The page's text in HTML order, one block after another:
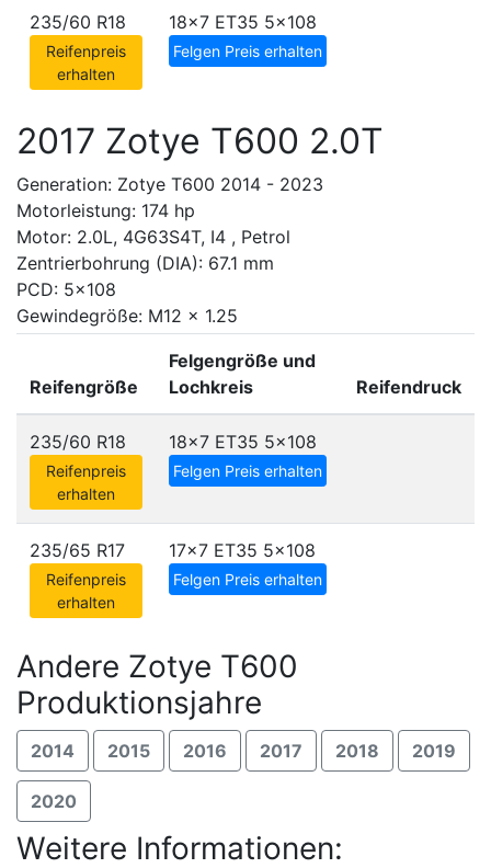
235/60 R18
Reifenpreis
erhalten
18x7 ET35 5x108
Felgen Preis erhalten
2017 Zotye T600 2.0T
Generation: Zotye T600 2014 - 2023
Motorleistung: 174 hp
Motor: 2.0L, 4G63S4T, I4 , Petrol
Zentrierbohrung (DIA): 67.1 mm
PCD: 5x108
Gewindegröße: M12 x 1.25
Reifengröße
Felgengröße und
Lochkreis
Reifendruck
235/60 R18
Reifenpreis
erhalten
18x7 ET35 5x108
Felgen Preis erhalten
235/65 R17
Reifenpreis
erhalten
17x7 ET35 5x108
Felgen Preis erhalten
Andere Zotye T600
Produktionsjahre
2014 2015 2016 2017 2018 2019
2020
Weitere Informationen: